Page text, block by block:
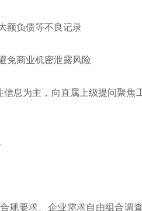
额负债等不良记录
免商业机密泄露风险
息为主，向直属上级提问聚焦
规要求、企业需求自由组合调